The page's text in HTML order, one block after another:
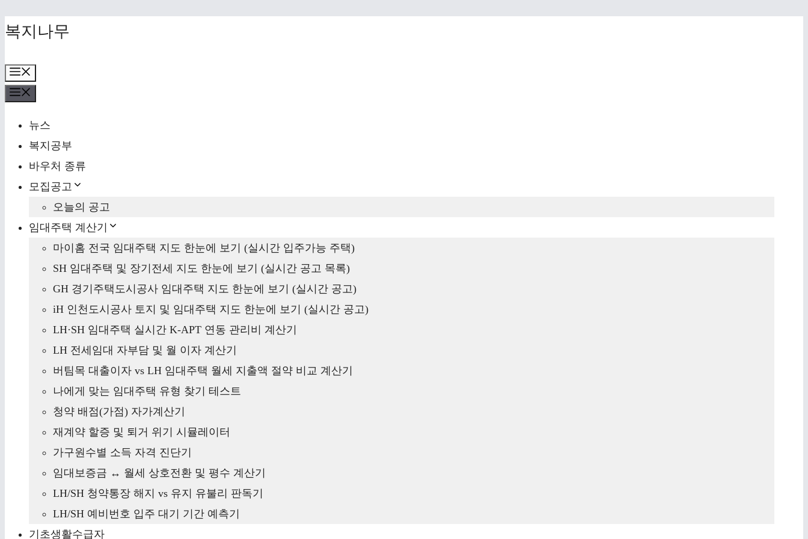
Skip
content
복지나무
뉴스
복지공부
바우처 종류
모집공고
오늘의 공고
임대주택 계산기
마이홈 전국 임대주택 지도 한눈에 보기 (실시간 입주가능 주택)
SH 임대주택 및 장기전세 지도 한눈에 보기 (실시간 공고 목록)
GH 경기주택도시공사 임대주택 지도 한눈에 보기 (실시간 공고)
iH 인천도시공사 토지 및 임대주택 지도 한눈에 보기 (실시간 공고)
LH·SH 임대주택 실시간 K-APT 연동 관리비 계산기
LH 전세임대 자부담 및 월 이자 계산기
버팀목 대출이자 vs LH 임대주택 월세 지출액 절약 비교 계산기
나에게 맞는 임대주택 유형 찾기 테스트
청약 배점(가점) 자가계산기
재계약 할증 및 퇴거 위기 시뮬레이터
가구원수별 소득 자격 진단기
임대보증금 ↔ 월세 상호전환 및 평수 계산기
LH/SH 청약통장 해지 vs 유지 유불리 판독기
LH/SH 예비번호 입주 대기 기간 예측기
기초생활수급자